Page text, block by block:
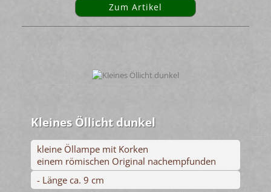
Zum Artikel
Kleines Öllicht dunkel
kleine Öllampe mit Korken
einem römischen Original nachempfunden
- Länge ca. 9 cm